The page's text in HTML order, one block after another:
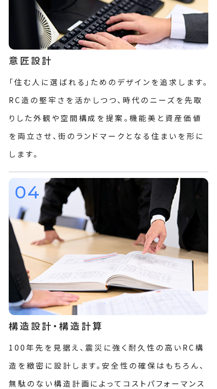
意匠設計
「住む人に選ばれる」ためのデザインを追求します。
RC造の堅牢さを活かしつつ、時代のニーズを先取
りした外観や空間構成を提案。機能美と資産価値
を両立させ、街のランドマークとなる住まいを形に
します。
04
構造設計・構造計算
100年先を見据え、震災に強く耐久性の高いRC構
造を緻密に設計します。安全性の確保はもちろん、
無駄のない構造計画によってコストパフォーマンス